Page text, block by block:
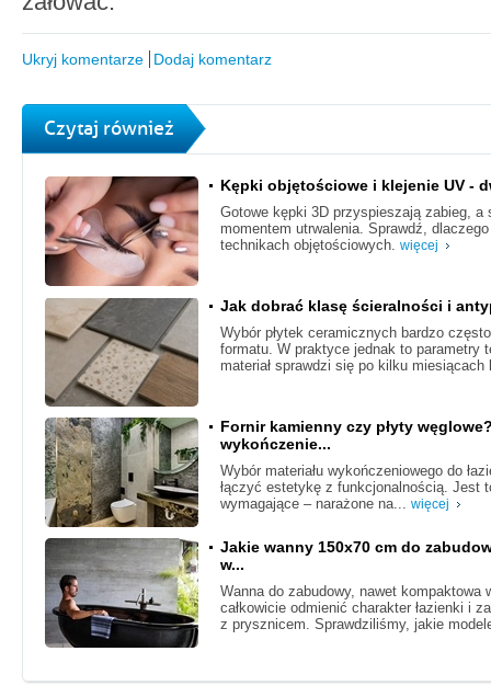
Ukryj komentarze Dodaj komentarz
Czytaj również
Kępki objętościowe i klejenie UV -
Gotowe kępki 3D przyspieszają zabieg, a
momentem utrwalenia. Sprawdź,
technikach objętościowych. więcej
Jak dobrać klasę ścieralności i
Wybór płytek ceramicznych bardzo
formatu. W praktyce jednak to parametry
materiał sprawdzi się po kilku
Fornir kamienny czy płyty
wykończenie...
Wybór materiału wykończeniowego do
łączyć estetykę z funkcjonalnością. Jest
wymagające – narażone na... więcej
Jakie wanny 150x70 cm do
w...
Wanna do zabudowy, nawet
całkowicie odmienić charakter łazienki i
z prysznicem. Sprawdziliśmy, jakie